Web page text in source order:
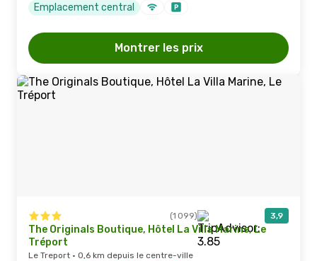
Emplacement central
Montrer les prix
(1 099) 3,9
The Originals Boutique, Hôtel La Villa Marine, Le
Tréport
Le Treport · 0,6 km depuis le centre-ville